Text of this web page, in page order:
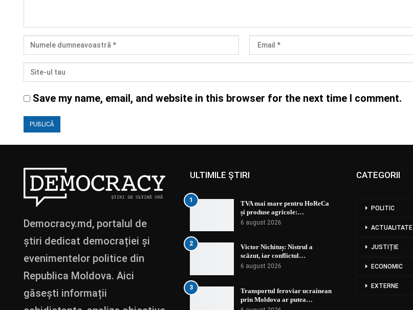
Save my name, email, and website in this browser for the next time I comment.
Democracy.md, portalul de
știri dedicat democrației și
evenimentelor politice din
Republica Moldova. Aici
găsești informații
ULTIMILE ȘTIRI
1
TVA mai mare pentru HoReCa
și produse agricole:…
6 august 2026
2
Victor Nichituș: Nistrul a
scăzut, iar conflictul…
6 august 2026
3
Transportul feroviar ucrainean
prin Moldova ar putea…
CATEGORII
POLITIC
ACTUALITATE
JUSTIȚIE
ECONOMIC
EXTERNE